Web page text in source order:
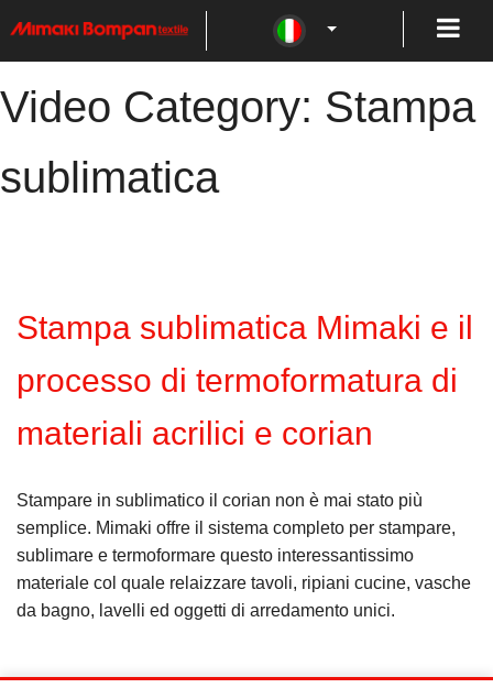
Video Category: Stampa
sublimatica
Stampa sublimatica Mimaki e il
processo di termoformatura di
materiali acrilici e corian
Stampare in sublimatico il corian non è mai stato più
semplice. Mimaki offre il sistema completo per stampare,
sublimare e termoformare questo interessantissimo
materiale col quale relaizzare tavoli, ripiani cucine, vasche
da bagno, lavelli ed oggetti di arredamento unici.